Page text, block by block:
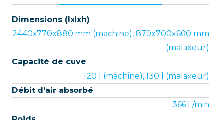
Dimensions (lxlxh)
2440x770x880 mm (machine), 870x700x600 mm
(malaxeur)
Capacité de cuve
120 l (machine), 130 l (malaxeur)
Débit d’air absorbé
366 L/min